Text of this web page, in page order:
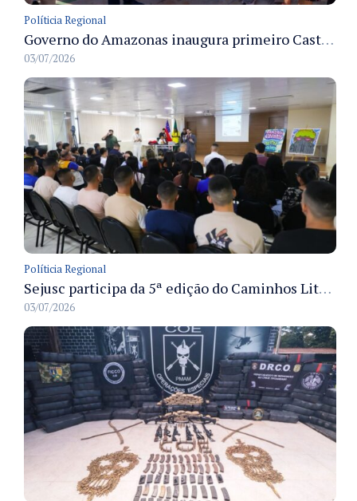
Políticia Regional
Governo do Amazonas inaugura primeiro Castramóvel Fluvial para atendimento veterinário às comunidades ribeirinhas e castração gratuita
03/07/2026
Políticia Regional
Sejusc participa da 5ª edição do Caminhos Literários com foco na cultura hip-hop nas unidades socioeducativas
03/07/2026